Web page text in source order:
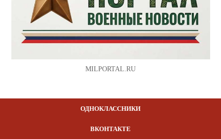
MILPORTAL.RU
ОДНОКЛАССНИКИ
ВКОНТАКТЕ